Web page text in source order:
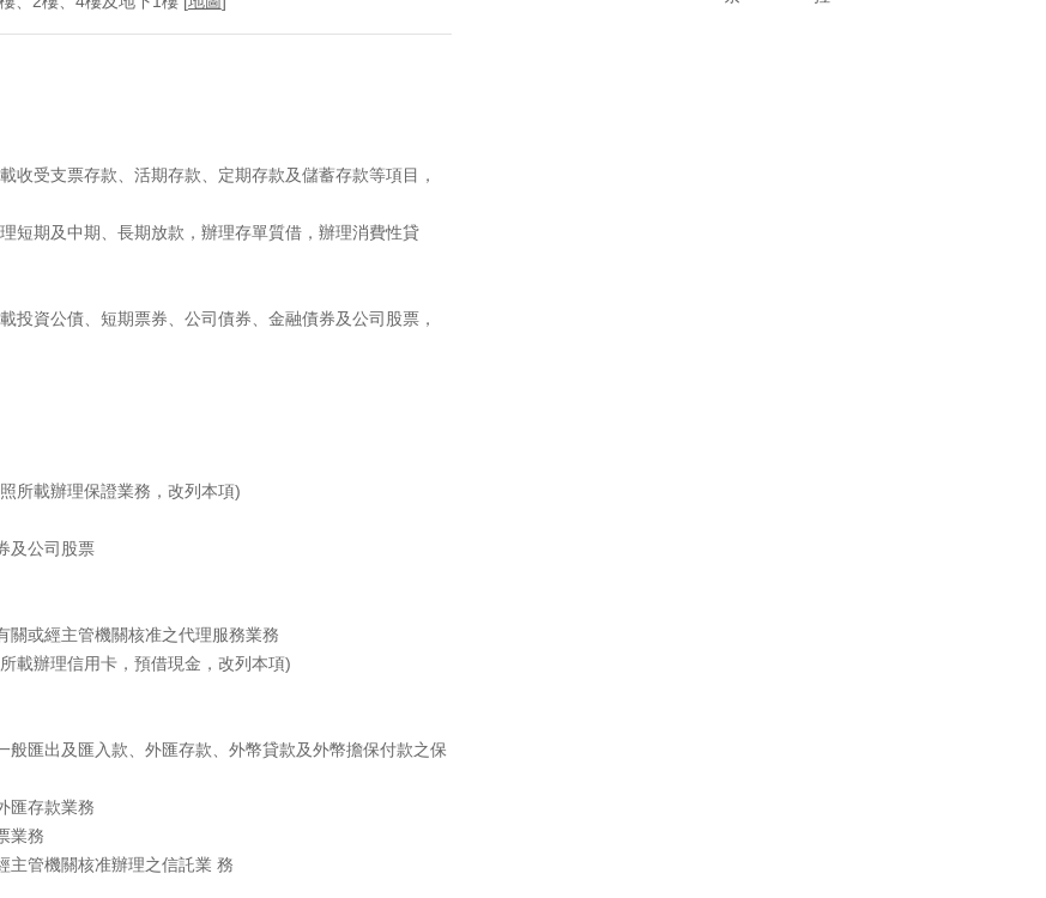
收受支票存款、活期存款、定期存款及儲蓄存款等項目，
短期及中期、長期放款，辦理存單質借，辦理消費性貸
投資公債、短期票券、公司債券、金融債券及公司股票，
所載辦理保證業務，改列本項)
及公司股票
關或經主管機關核准之代理服務業務
載辦理信用卡，預借現金，改列本項)
般匯出及匯入款、外匯存款、外幣貸款及外幣擔保付款之保
匯存款業務
業務
主管機關核准辦理之信託業 務